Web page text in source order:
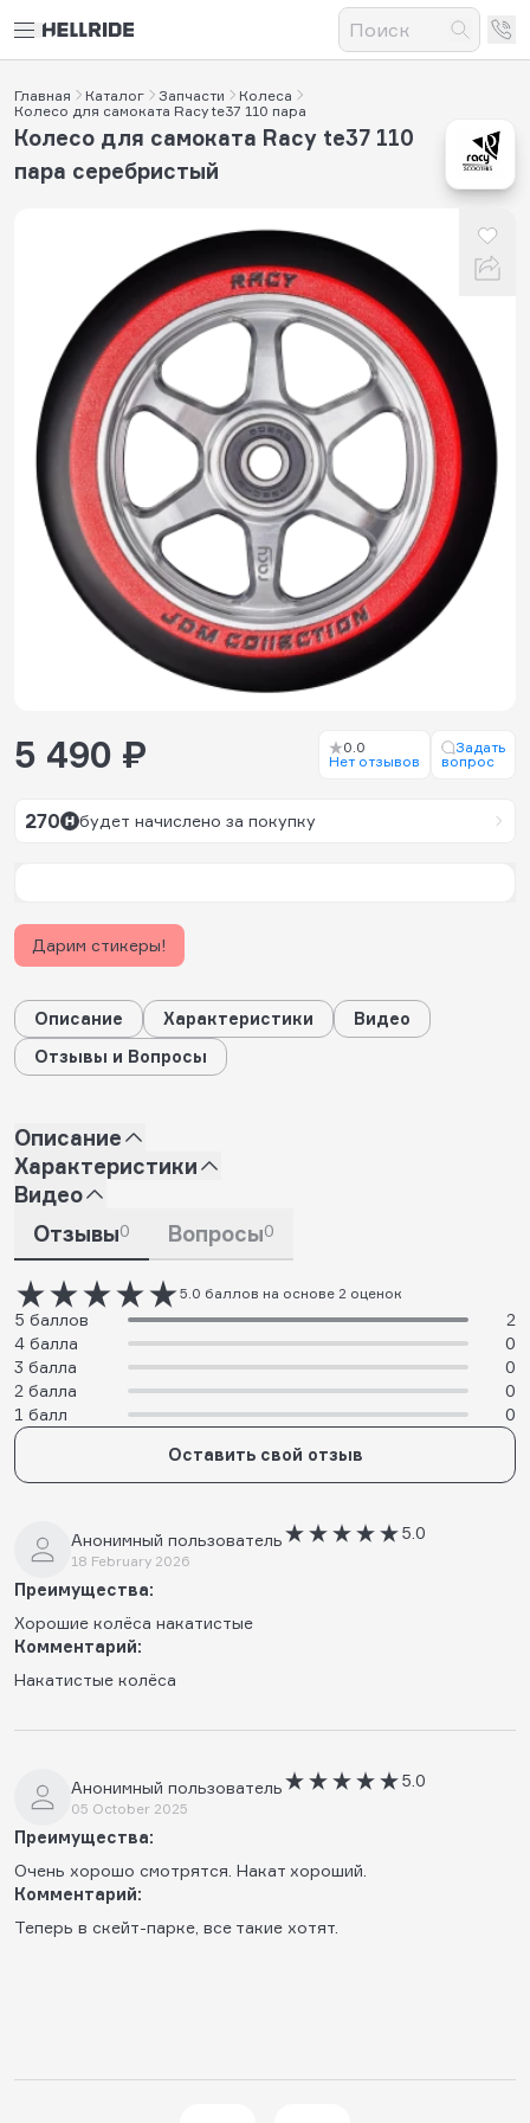
Главная Каталог Запчасти
Колеса
Колесо для самоката Racy te37 110 пара
Колесо для самоката Racy te37 110
пара серебристый
5 490 ₽
0.0
Нет отзывов
Задать
вопрос
270 будет начислено за покупку
Дарим стикеры!
Описание Характеристики
Видео
Отзывы и Вопросы
Описание
Характеристики
Видео
Отзывы0 Вопросы0
5.0 баллов на основе 2 оценок
5 баллов
2
4 балла
0
3 балла
0
2 балла
0
1 балл
0
Оставить свой отзыв
Анонимный пользователь
18 February 2026
5.0
Преимущества:
Хорошие колёса накатистые
Комментарий:
Накатистые колёса
Анонимный пользователь
05 October 2025
5.0
Преимущества:
Очень хорошо смотрятся. Накат хороший.
Комментарий:
Теперь в скейт-парке, все такие хотят.